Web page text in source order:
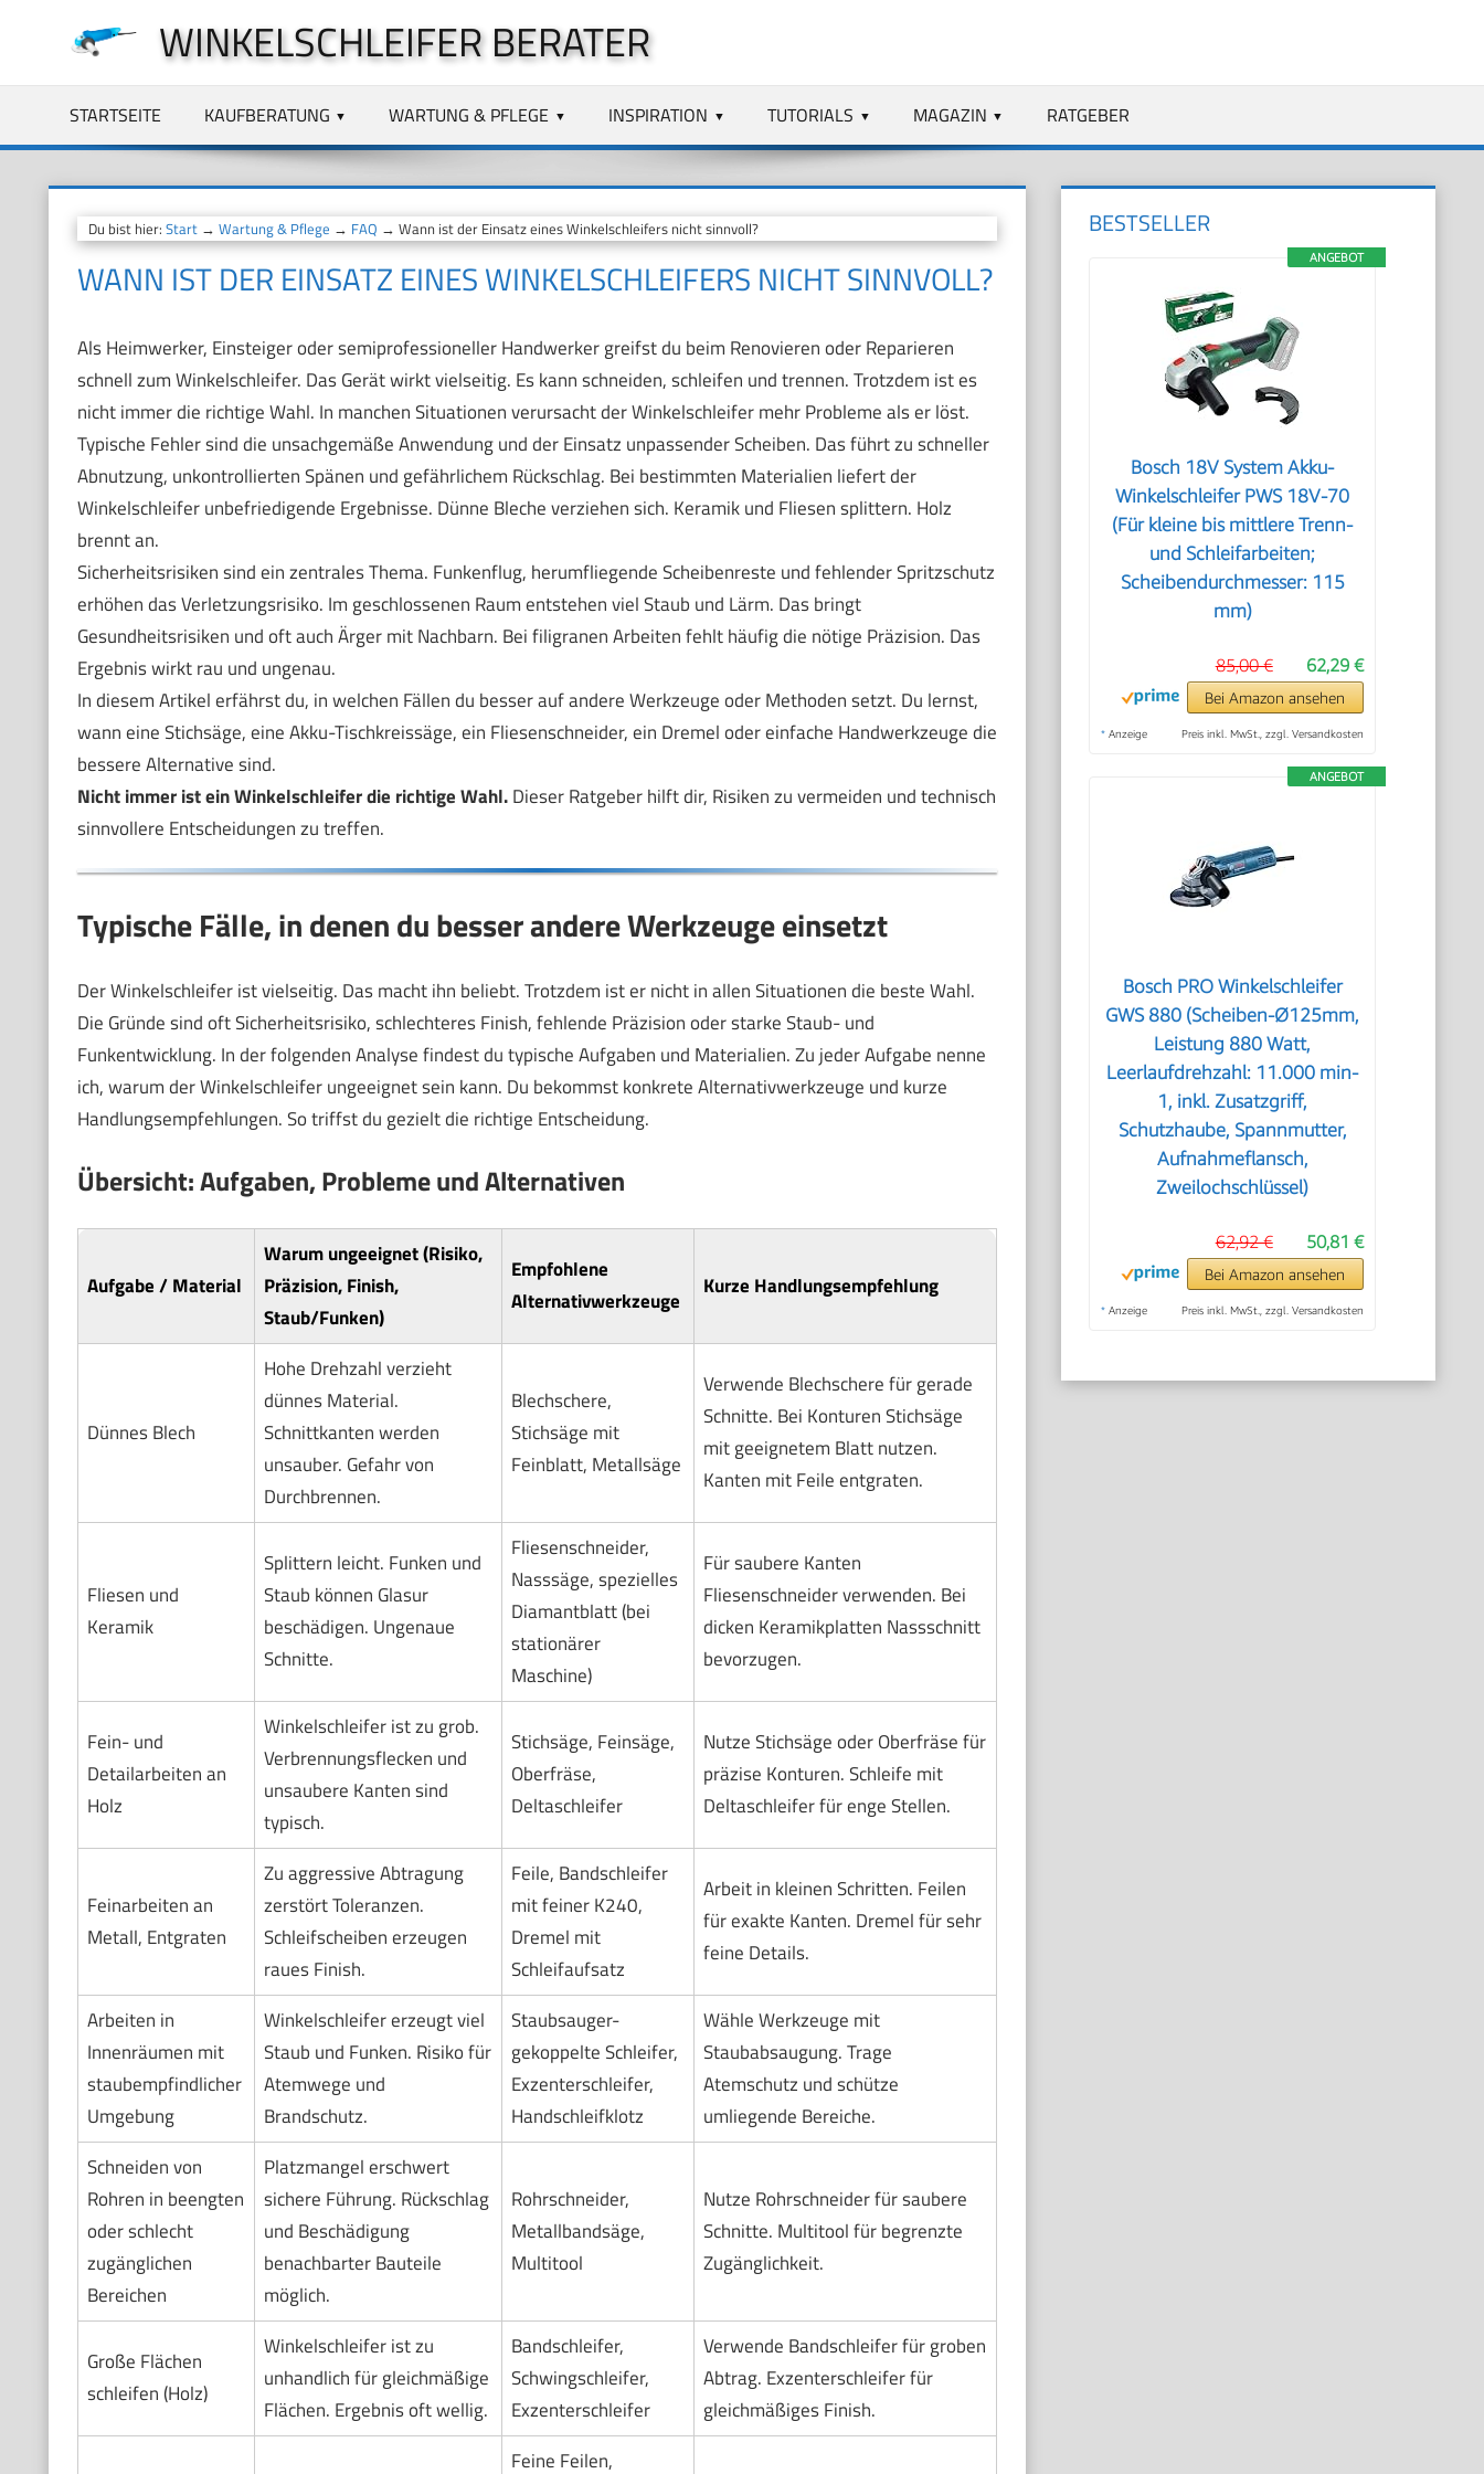
springen
WINKELSCHLEIFER BERATER
STARTSEITE KAUFBERATUNG WARTUNG & PFLEGE INSPIRATION TUTORIALS MAGAZIN RATGEBER
Du bist hier: Start→ Wartung & Pflege → FAQ → Wann ist der Einsatz eines Winkelschleifers nicht sinnvoll?
WANN IST DER EINSATZ EINES WINKELSCHLEIFERS NICHT SINNVOLL?
Als Heimwerker, Einsteiger oder semiprofessioneller Handwerker greifst du beim Renovieren oder Reparieren
schnell zum Winkelschleifer. Das Gerät wirkt vielseitig. Es kann schneiden, schleifen und trennen. Trotzdem ist es
nicht immer die richtige Wahl. In manchen Situationen verursacht der Winkelschleifer mehr Probleme als er löst.
Typische Fehler sind die unsachgemäße Anwendung und der Einsatz unpassender Scheiben. Das führt zu schneller
Abnutzung, unkontrollierten Spänen und gefährlichem Rückschlag. Bei bestimmten Materialien liefert der
Winkelschleifer unbefriedigende Ergebnisse. Dünne Bleche verziehen sich. Keramik und Fliesen splittern. Holz
brennt an.
Sicherheitsrisiken sind ein zentrales Thema. Funkenflug, herumfliegende Scheibenreste und fehlender Spritzschutz
erhöhen das Verletzungsrisiko. Im geschlossenen Raum entstehen viel Staub und Lärm. Das bringt
Gesundheitsrisiken und oft auch Ärger mit Nachbarn. Bei filigranen Arbeiten fehlt häufig die nötige Präzision. Das
Ergebnis wirkt rau und ungenau.
In diesem Artikel erfährst du, in welchen Fällen du besser auf andere Werkzeuge oder Methoden setzt. Du lernst,
wann eine Stichsäge, eine Akku-Tischkreissäge, ein Fliesenschneider, ein Dremel oder einfache Handwerkzeuge die
bessere Alternative sind.
Nicht immer ist ein Winkelschleifer die richtige Wahl.Dieser Ratgeber hilft dir, Risiken zu vermeiden und technisch
sinnvollere Entscheidungen zu treffen.
Typische Fälle, in denen du besser andere Werkzeuge einsetzt
Der Winkelschleifer ist vielseitig. Das macht ihn beliebt. Trotzdem ist er nicht in allen Situationen die beste Wahl.
Die Gründe sind oft Sicherheitsrisiko, schlechteres Finish, fehlende Präzision oder starke Staub- und
Funkentwicklung. In der folgenden Analyse findest du typische Aufgaben und Materialien. Zu jeder Aufgabe nenne
ich, warum der Winkelschleifer ungeeignet sein kann. Du bekommst konkrete Alternativwerkzeuge und kurze
Handlungsempfehlungen. So triffst du gezielt die richtige Entscheidung.
Übersicht: Aufgaben, Probleme und Alternativen
Aufgabe / Material
Warum ungeeignet (Risiko,
Präzision, Finish,
Staub/Funken)
Empfohlene
Alternativwerkzeuge
Kurze Handlungsempfehlung
Dünnes Blech
Hohe Drehzahl verzieht
dünnes Material.
Schnittkanten werden
unsauber. Gefahr von
Durchbrennen.
Blechschere,
Stichsäge mit
Feinblatt, Metallsäge
Verwende Blechschere für gerade
Schnitte. Bei Konturen Stichsäge
mit geeignetem Blatt nutzen.
Kanten mit Feile entgraten.
Fliesen und
Keramik
Splittern leicht. Funken und
Staub können Glasur
beschädigen. Ungenaue
Schnitte.
Fliesenschneider,
Nasssäge, spezielles
Diamantblatt (bei
stationärer
Maschine)
Für saubere Kanten
Fliesenschneider verwenden. Bei
dicken Keramikplatten Nassschnitt
bevorzugen.
Fein- und
Detailarbeiten an
Holz
Winkelschleifer ist zu grob.
Verbrennungsflecken und
unsaubere Kanten sind
typisch.
Stichsäge, Feinsäge,
Oberfräse,
Deltaschleifer
Nutze Stichsäge oder Oberfräse für
präzise Konturen. Schleife mit
Deltaschleifer für enge Stellen.
Feinarbeiten an
Metall, Entgraten
Zu aggressive Abtragung
zerstört Toleranzen.
Schleifscheiben erzeugen
raues Finish.
Feile, Bandschleifer
mit feiner K240,
Dremel mit
Schleifaufsatz
Arbeit in kleinen Schritten. Feilen
für exakte Kanten. Dremel für sehr
feine Details.
Arbeiten in
Innenräumen mit
staubempfindlicher
Umgebung
Winkelschleifer erzeugt viel
Staub und Funken. Risiko für
Atemwege und
Brandschutz.
Staubsauger-
gekoppelte Schleifer,
Exzenterschleifer,
Handschleifklotz
Wähle Werkzeuge mit
Staubabsaugung. Trage
Atemschutz und schütze
umliegende Bereiche.
Schneiden von
Rohren in beengten
oder schlecht
zugänglichen
Bereichen
Platzmangel erschwert
sichere Führung. Rückschlag
und Beschädigung
benachbarter Bauteile
möglich.
Rohrschneider,
Metallbandsäge,
Multitool
Nutze Rohrschneider für saubere
Schnitte. Multitool für begrenzte
Zugänglichkeit.
Große Flächen
schleifen (Holz)
Winkelschleifer ist zu
unhandlich für gleichmäßige
Flächen. Ergebnis oft wellig.
Bandschleifer,
Schwingschleifer,
Exzenterschleifer
Verwende Bandschleifer für groben
Abtrag. Exzenterschleifer für
gleichmäßiges Finish.
Feine Feilen,
BESTSELLER
ANGEBOT
Bosch 18V System Akku-
Winkelschleifer PWS 18V-70
(Für kleine bis mittlere Trenn-
und Schleifarbeiten;
Scheibendurchmesser: 115
mm)
62,29 €
85,00 €
Bei Amazon ansehen
* Anzeige Preis inkl. MwSt., zzgl. Versandkosten
ANGEBOT
Bosch PRO Winkelschleifer
GWS 880 (Scheiben-Ø125mm,
Leistung 880 Watt,
Leerlaufdrehzahl: 11.000 min-
1, inkl. Zusatzgriff,
Schutzhaube, Spannmutter,
Aufnahmeflansch,
Zweilochschlüssel)
50,81 €
62,92 €
Bei Amazon ansehen
* Anzeige Preis inkl. MwSt., zzgl. Versandkosten